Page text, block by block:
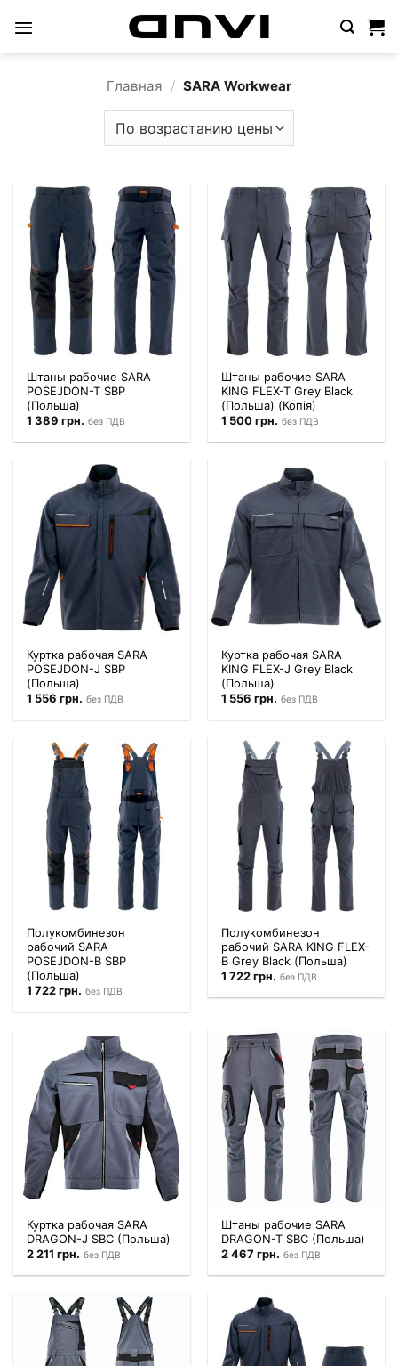
content
Главная / SARA Workwear
Штаны рабочие SARA
POSEJDON-T SBP
(Польша)
1 389грн. без ПДВ
Штаны рабочие SARA
KING FLEX-T Grey Black
(Польша) (Копія)
1 500грн. без ПДВ
Куртка рабочая SARA
POSEJDON-J SBP
(Польша)
1 556грн. без ПДВ
Куртка рабочая SARA
KING FLEX-J Grey Black
(Польша)
1 556грн. без ПДВ
Полукомбинезон
рабочий SARA
POSEJDON-B SBP
(Польша)
1 722грн. без ПДВ
Полукомбинезон
рабочий SARA KING FLEX-
B Grey Black (Польша)
1 722грн. без ПДВ
Куртка рабочая SARA
DRAGON-J SBC (Польша)
2 211грн. без ПДВ
Штаны рабочие SARA
DRAGON-T SBC (Польша)
2 467грн. без ПДВ